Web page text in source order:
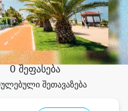
მომსახურება
შეთავაზება
0 შეფასება